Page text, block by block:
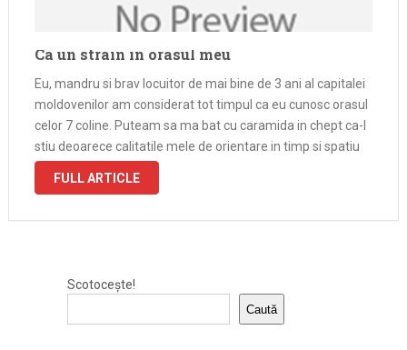
Ca un strain in orasul meu
Eu, mandru si brav locuitor de mai bine de 3 ani al capitalei
moldovenilor am considerat tot timpul ca eu cunosc orasul
celor 7 coline. Puteam sa ma bat cu caramida in chept ca-l
stiu deoarece calitatile mele de orientare in timp si spatiu
plus niscaiva …
FULL ARTICLE
Scotocește!
Caută